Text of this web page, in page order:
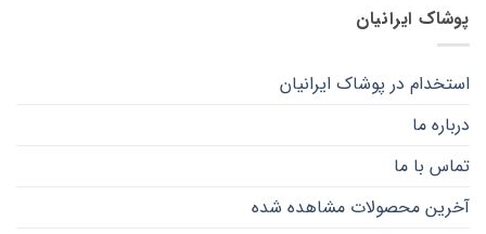
محصول
انتخاب
پوشاک ایرانیان
استخدام در پوشاک ایرانیان
درباره ما
تماس با ما
آخرین محصولات مشاهده شده